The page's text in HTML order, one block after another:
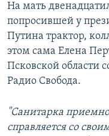
На мать
попросившей у
Путина трактор,
этом сама Елена
Псковской области
Радио Свобода.
"Санитарка
справляется со